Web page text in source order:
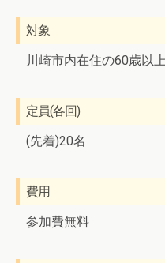
対象
川崎市内在住の60歳以
定員(各回)
(先着)20名
費用
参加費無料